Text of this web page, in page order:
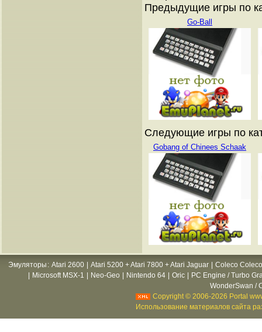
Предыдущие игры по
Go-Ball
Следующие игры по
Gobang of Chinees Schaak
Эмуляторы : Atari 2600 Atari 5200 + Atari 7800 + Atari Jaguar
Coleco
Microsoft MSX-1 Neo-Geo Nintendo 64 Oric
PC Engine / Turbo
WonderSwan /
Copyright © 2006-2026 Portal
Использование материалов сайта